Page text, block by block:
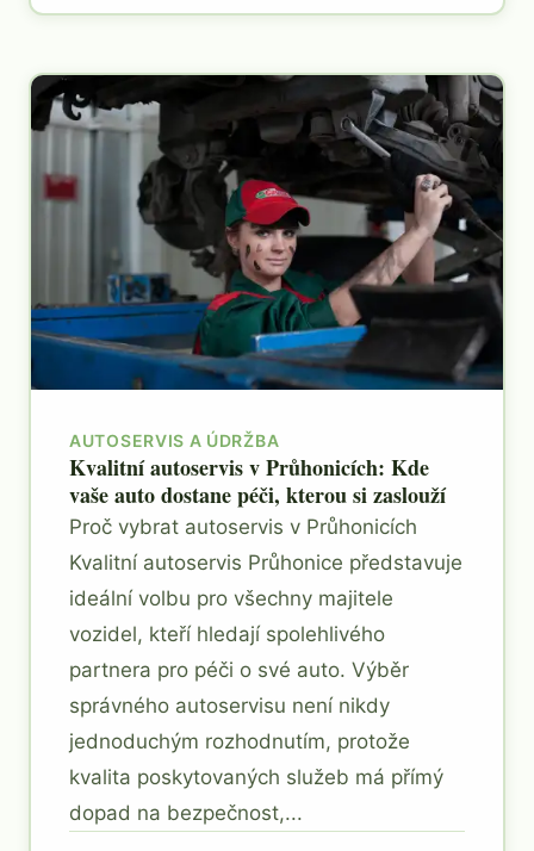
AUTOSERVIS A ÚDRŽBA
Kvalitní autoservis v Průhonicích: Kde
vaše auto dostane péči, kterou si zaslouží
Proč vybrat autoservis v Průhonicích
Kvalitní autoservis Průhonice představuje
ideální volbu pro všechny majitele
vozidel, kteří hledají spolehlivého
partnera pro péči o své auto. Výběr
správného autoservisu není nikdy
jednoduchým rozhodnutím, protože
kvalita poskytovaných služeb má přímý
dopad na bezpečnost,...